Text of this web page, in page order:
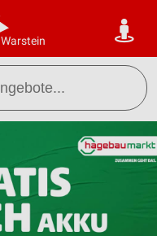
Warstein